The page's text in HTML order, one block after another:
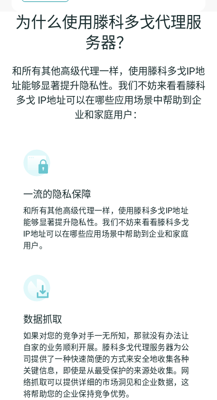
为什么使用滕科多戈代理服
务器？
和所有其他高级代理一样，使用滕科多戈IP地
址能够显著提升隐私性。我们不妨来看看滕科
多戈 IP地址可以在哪些应用场景中帮助到企
业和家庭用户：
一流的隐私保障
和所有其他高级代理一样，使用滕科多戈IP地址
能够显著提升隐私性。我们不妨来看看滕科多戈
IP地址可以在哪些应用场景中帮助到企业和家庭
用户。
数据抓取
如果对您的竞争对手一无所知，那就没有办法让
自家的业务顺利开展。滕科多戈代理服务器为公
司提供了一种快速简便的方式来安全地收集各种
关键信息，即使是从最受保护的来源处收集。网
络抓取可以提供详细的市场洞见和企业数据，这
将帮助您的企业保持竞争优势。